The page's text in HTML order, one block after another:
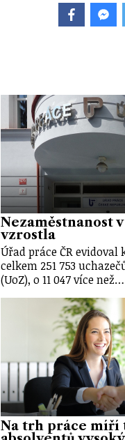
Nezaměstnanost
vzrostla
Úřad práce ČR evidoval
celkem 251 753
(UoZ), o 11 047 více než…
Na trh práce míří